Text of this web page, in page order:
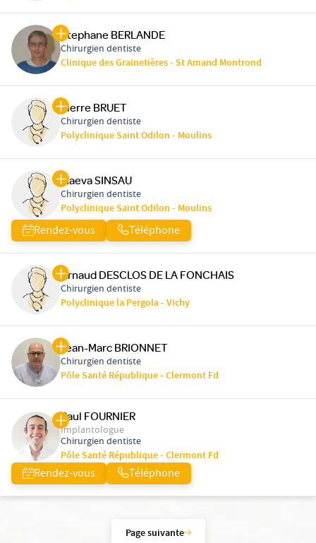
Stephane BERLANDE
Chirurgien dentiste
Clinique des Grainetières - St Amand Montrond
Pierre BRUET
Chirurgien dentiste
Polyclinique Saint Odilon - Moulins
Maeva SINSAU
Chirurgien dentiste
Polyclinique Saint Odilon - Moulins
Rendez-vous Téléphone
Arnaud DESCLOS DE LA FONCHAIS
Chirurgien dentiste
Polyclinique la Pergola - Vichy
Jean-Marc BRIONNET
Chirurgien dentiste
Pôle Santé République - Clermont Fd
Paul FOURNIER
Implantologue
Chirurgien dentiste
Pôle Santé République - Clermont Fd
Rendez-vous Téléphone
Page suivante